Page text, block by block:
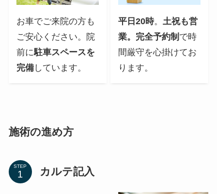
お車でご来院の方も
ご安心ください。院
前に駐車スペースを
完備 しています。
平日20時。 土祝も営
業。完全予約制 で時
間厳守を心掛けてお
ります。
施術の進め方
STEP カルテ記入